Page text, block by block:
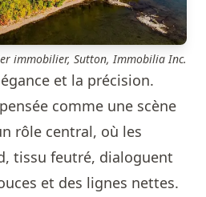
immobilier, Sutton, Immobilia Inc.
et la précision.
comme une scène
rôle central, où les
tissu feutré, dialoguent
et des lignes nettes.